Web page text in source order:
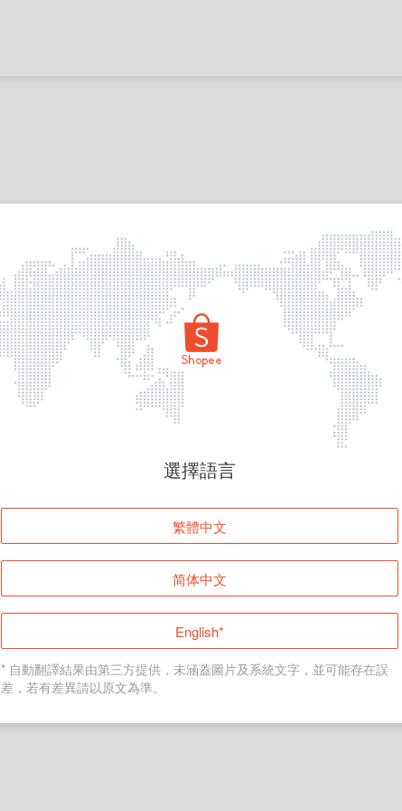
頁面無法顯示
登入
返回首頁
選擇語言
繁體中文
简体中文
English*
* 自動翻譯結果由第三方提供，未涵蓋圖片及系統文字，並可能存在誤
差，若有差異請以原文為準。